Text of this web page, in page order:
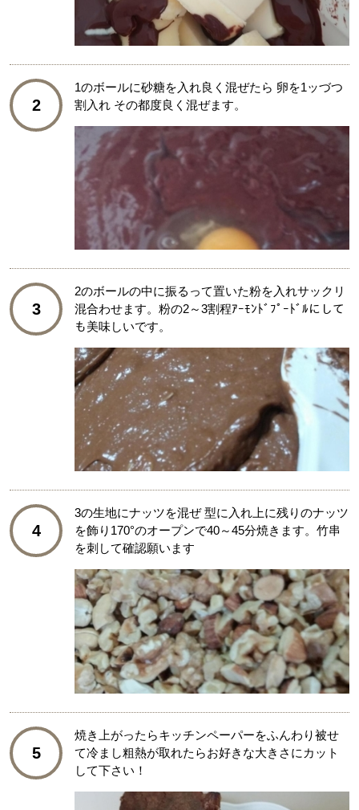
2
1のボールに砂糖を入れ良く混ぜたら 卵を1ッづつ
割入れ その都度良く混ぜます。
3
2のボールの中に振るって置いた粉を入れサックリ
混合わせます。粉の2～3割程ｱｰﾓﾝﾄﾞﾌﾟｰﾄﾞﾙにして
も美味しいです。
4
3の生地にナッツを混ぜ 型に入れ上に残りのナッツ
を飾り170°のオープンで40～45分焼きます。竹串
を刺して確認願います
5
焼き上がったらキッチンペーパーをふんわり被せ
て冷まし粗熱が取れたらお好きな大きさにカット
して下さい！